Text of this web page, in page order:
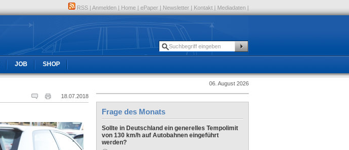
RSS | Anmelden | Home | ePaper | Newsletter | Kontakt | Mediadaten |
JOB SHOP
06. August 2026
18.07.2018
Frage des Monats
Sollte in Deutschland ein generelles Tempolimit
von 130 km/h auf Autobahnen eingeführt
werden?